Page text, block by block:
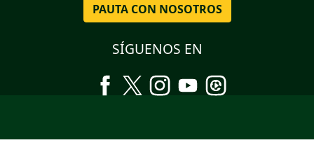
PAUTA CON NOSOTROS
SÍGUENOS EN